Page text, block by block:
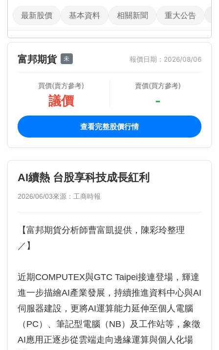
最新股價 基本資料 相關新聞 重大公告
富邦期貨 未 報價日期：2026/08/06
買價(賣方參考)
議價
賣價(買方參考)
-
查看完整股價行情
AI續熱 台股享科技成長紅利
2026/06/03來源：工商時報
【富邦期貨分析師曹富凱提供，陳彩玲整理
／】
近期COMPUTEX與GTC Taipei接連登場，輝達
進一步描繪AI產業發展，持續推進資料中心與AI
伺服器建設，更將AI運算能力延伸至個人電腦
（PC）、筆記型電腦（NB）及工作站等，象徵
AI應用正逐步從雲端走向邊緣運算與個人化場